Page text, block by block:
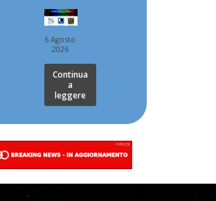
6 Agosto
2026
Continua
a
leggere